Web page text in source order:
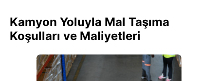
Kamyon Yoluyla Mal Taşıma
Koşulları ve Maliyetleri